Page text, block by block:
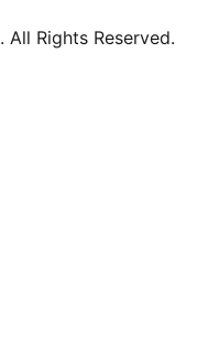
. All Rights Reserved.